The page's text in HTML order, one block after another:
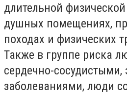
длительной
душных помещениях,
походах и физических
Также в группе риска
сердечно-
заболеваниями, люди